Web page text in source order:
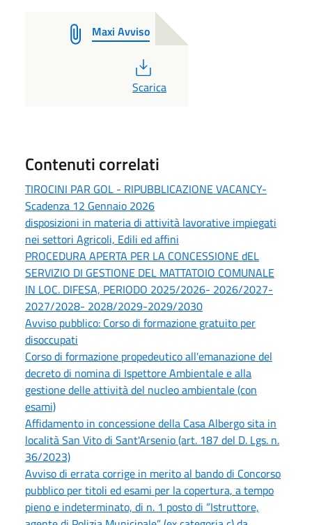
Maxi Avviso
PDF
Scarica
Contenuti correlati
TIROCINI PAR GOL - RIPUBBLICAZIONE VACANCY-
Scadenza 12 Gennaio 2026
disposizioni in materia di attività lavorative impiegati
nei settori Agricoli, Edili ed affini
PROCEDURA APERTA PER LA CONCESSIONE dEL
SERVIZIO DI GESTIONE DEL MATTATOIO COMUNALE
IN LOC. DIFESA, PERIODO 2025/2026- 2026/2027-
2027/2028- 2028/2029-2029/2030
Avviso pubblico: Corso di formazione gratuito per
disoccupati
Corso di formazione propedeutico all'emanazione del
decreto di nomina di Ispettore Ambientale e alla
gestione delle attività del nucleo ambientale (con
esami)
Affidamento in concessione della Casa Albergo sita in
località San Vito di Sant'Arsenio (art. 187 del D. Lgs. n.
36/2023)
Avviso di errata corrige in merito al bando di Concorso
pubblico per titoli ed esami per la copertura, a tempo
pieno e indeterminato, di n. 1 posto di “Istruttore,